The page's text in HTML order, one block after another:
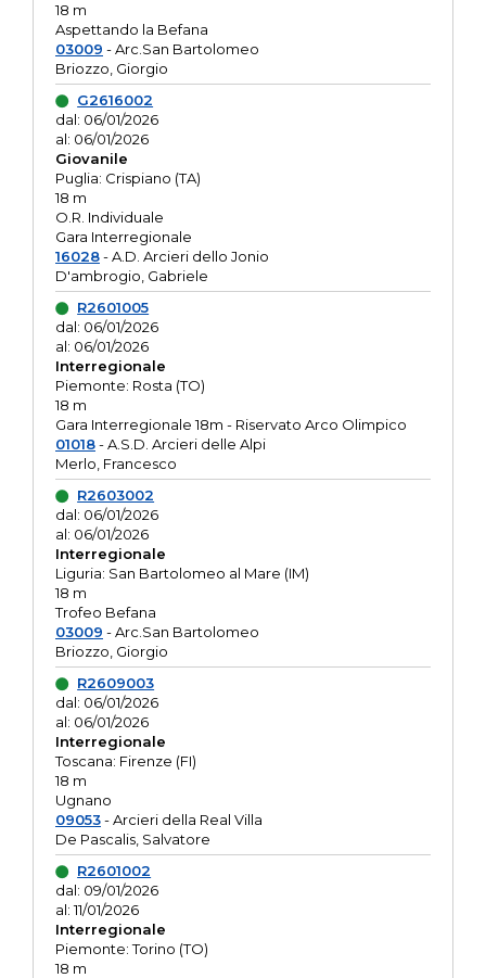
18 m
Aspettando la Befana
03009 - Arc.San Bartolomeo
Briozzo, Giorgio
G2616002
dal: 06/01/2026
al: 06/01/2026
Giovanile
Puglia: Crispiano (TA)
18 m
O.R. Individuale
Gara Interregionale
16028- A.D. Arcieri dello Jonio
D'ambrogio, Gabriele
R2601005
dal: 06/01/2026
al: 06/01/2026
Interregionale
Piemonte: Rosta (TO)
18 m
Gara Interregionale 18m - Riservato Arco Olimpico
01018- A.S.D. Arcieri delle Alpi
Merlo, Francesco
R2603002
dal: 06/01/2026
al: 06/01/2026
Interregionale
Liguria: San Bartolomeo al Mare (IM)
18 m
Trofeo Befana
03009 - Arc.San Bartolomeo
Briozzo, Giorgio
R2609003
dal: 06/01/2026
al: 06/01/2026
Interregionale
Toscana: Firenze (FI)
18 m
Ugnano
09053- Arcieri della Real Villa
De Pascalis, Salvatore
R2601002
dal: 09/01/2026
al: 11/01/2026
Interregionale
Piemonte: Torino (TO)
18 m